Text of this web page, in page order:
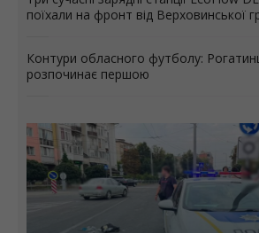
поїхали на фронт від Верховинської
Контури обласного футболу:
розпочинає першою